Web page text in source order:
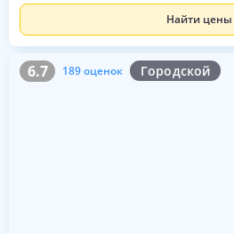
Найти цены
6.7 189 оценок Городской
6.7 189 оценок